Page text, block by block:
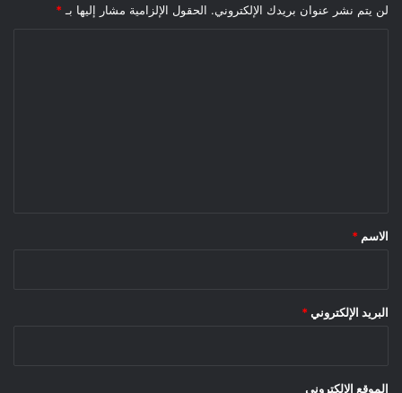
لن يتم نشر عنوان بريدك الإلكتروني. الحقول الإلزامية مشار إليها بـ *
*
الاسم *
البريد الإلكتروني *
الموقع الإلكتروني